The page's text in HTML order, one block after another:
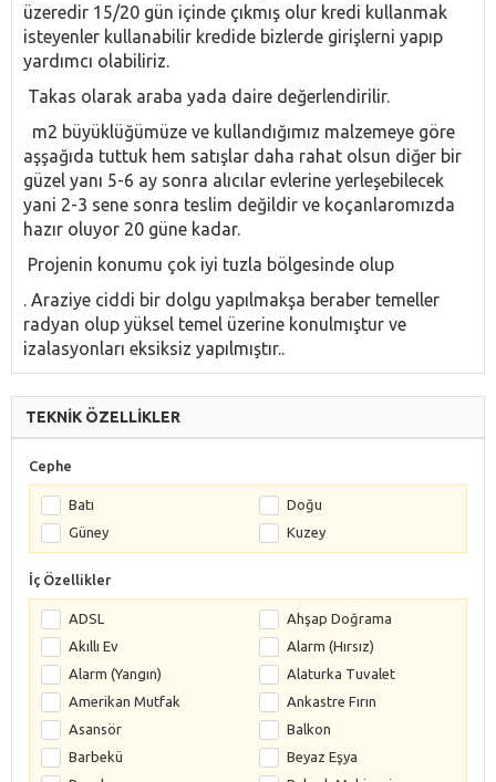
üzeredir 15/20 gün içinde çıkmış olur kredi kullanmak
isteyenler kullanabilir kredide bizlerde girişlerni yapıp
yardımcı olabiliriz.
Takas olarak araba yada daire değerlendirilir.
m2 büyüklüğümüze ve kullandığımız malzemeye göre
aşşağıda tuttuk hem satışlar daha rahat olsun diğer bir
güzel yanı 5-6 ay sonra alıcılar evlerine yerleşebilecek
yani 2-3 sene sonra teslim değildir ve koçanlaromızda
hazır oluyor 20 güne kadar.
Projenin konumu çok iyi tuzla bölgesinde olup
. Araziye ciddi bir dolgu yapılmakşa beraber temeller
radyan olup yüksel temel üzerine konulmıştur ve
izalasyonları eksiksiz yapılmıştır..
TEKNİK ÖZELLİKLER
Cephe
Batı
Doğu
Güney
Kuzey
İç Özellikler
ADSL
Ahşap Doğrama
Akıllı Ev
Alarm (Hırsız)
Alarm (Yangın)
Alaturka Tuvalet
Amerikan Mutfak
Ankastre Fırın
Asansör
Balkon
Barbekü
Beyaz Eşya